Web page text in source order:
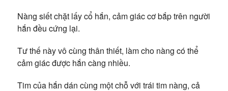
Nàng siết chặt lấy cổ hắn, cảm giác cơ bắp trên người
hắn đều cứng lại.
Tư thế này vô cùng thân thiết, làm cho nàng có thể
cảm giác được hắn càng nhiều.
Tim của hắn dán cùng một chỗ với trái tim nàng, cả